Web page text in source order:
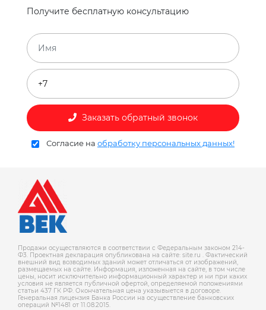
Получите бесплатную консультацию
Заказать обратный звонок
Согласие на обработку персональных данных!
Продажи осуществляются в соответствии с Федеральным законом 214-
Ф3. Проектная декларация опубликована на сайте: site.ru . Фактический
внешний вид возводимых зданий может отличаться от изображений,
размещаемых на сайте. Информация, изложенная на сайте, в том числе
цены, носит исключительно информационный характер и ни при каких
условия не является публичной офертой, определяемой положениями
статьи 437 ГК РФ. Окончательная цена указывыется в договоре.
Генеральная лицензия Банка России на осуществление банковских
операций №1481 от 11.08.2015.